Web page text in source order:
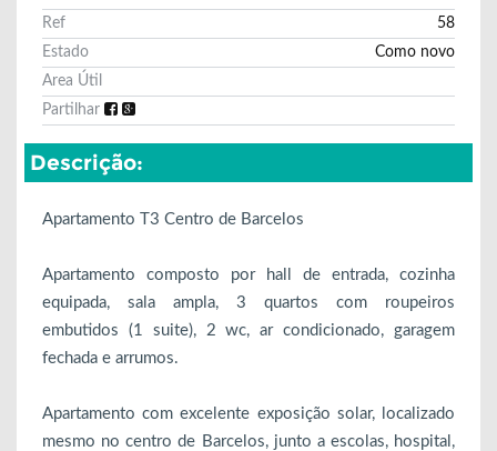
Ref
58
Estado
Como novo
Area Útil
Partilhar
Descrição:
Apartamento T3 Centro de Barcelos
Apartamento composto por hall de entrada, cozinha
equipada, sala ampla, 3 quartos com roupeiros
embutidos (1 suite), 2 wc, ar condicionado, garagem
fechada e arrumos.
Apartamento com excelente exposição solar, localizado
mesmo no centro de Barcelos, junto a escolas, hospital,